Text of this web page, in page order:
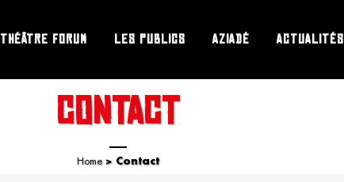
THÉÂTRE FORUM LES PUBLICS AZIADÉ ACTUALITÉS
CONTACT
Home> Contact